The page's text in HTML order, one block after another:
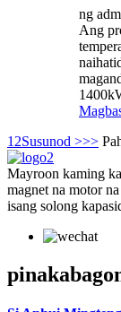
ng
Ang
1 2Susunod >>>
Mayroon kaming
magnet na motor
isang solong